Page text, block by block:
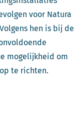
voor Natura
hen is bij de
mogelijkheid om
te richten.